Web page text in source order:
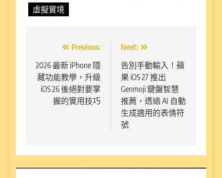
虛擬實境
章
導
Previous:
2026 最新 iPhone 隱
藏功能教學，升級
iOS 26 後絕對要掌
握的實用技巧
Next:
告別手動輸入！蘋
果 iOS 27 推出
Genmoji 鍵盤智慧
推薦，透過 AI 自動
生成適用的表情符
號